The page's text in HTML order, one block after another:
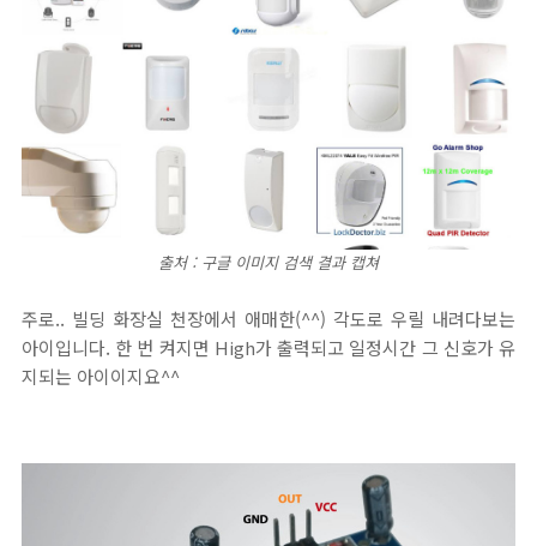
출처 : 구글 이미지 검색 결과 캡쳐
주로.. 빌딩 화장실 천장에서 애매한(^^) 각도로 우릴 내려다보는
아이입니다. 한 번 켜지면 High가 출력되고 일정시간 그 신호가 유
지되는 아이이지요^^